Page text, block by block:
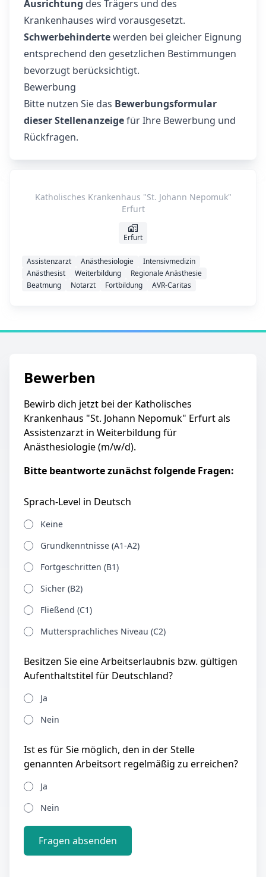
Ausrichtung des Trägers und des
Krankenhauses wird vorausgesetzt.
Schwerbehindertewerden bei gleicher Eignung
entsprechend den gesetzlichen Bestimmungen
bevorzugt berücksichtigt.
Bewerbung
Bitte nutzen Sie das Bewerbungsformular
dieser Stellenanzeigefür Ihre Bewerbung und
Rückfragen.
Katholisches Krankenhaus "St. Johann Nepomuk"
Erfurt
Erfurt
Assistenzarzt Anästhesiologie
Intensivmedizin
Anästhesist
Weiterbildung
Regionale Anästhesie
Beatmung
Notarzt Fortbildung AVR-Caritas
Bewerben
Bewirb dich jetzt bei der Katholisches
Krankenhaus "St. Johann Nepomuk" Erfurt als
Assistenzarzt in Weiterbildung für
Anästhesiologie (m/w/d).
Bitte beantworte zunächst folgende Fragen:
Sprach-Level in Deutsch
Keine
Grundkenntnisse (A1-A2)
Fortgeschritten (B1)
Sicher (B2)
Fließend (C1)
Muttersprachliches Niveau (C2)
Besitzen Sie eine Arbeitserlaubnis bzw. gültigen
Aufenthaltstitel für Deutschland?
Ja
Nein
Ist es für Sie möglich, den in der Stelle
genannten Arbeitsort regelmäßig zu erreichen?
Ja
Nein
Fragen absenden